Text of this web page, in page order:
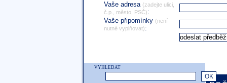
Vaše adresa (zadejte ulici,
č.p., město, PSČ):
Vaše připomínky (není
nutné vyplňovat):
VYHLEDAT